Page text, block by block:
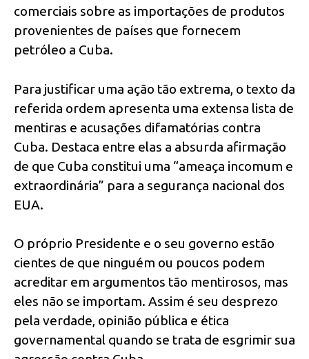
comerciais sobre as importações de produtos
provenientes de países que fornecem
petróleo a Cuba.
Para justificar uma ação tão extrema, o texto da
referida ordem apresenta uma extensa lista de
mentiras e acusações difamatórias contra
Cuba. Destaca entre elas a absurda afirmação
de que Cuba constitui uma “ameaça incomum e
extraordinária” para a segurança nacional dos
EUA.
O próprio Presidente e o seu governo estão
cientes de que ninguém ou poucos podem
acreditar em argumentos tão mentirosos, mas
eles não se importam. Assim é seu desprezo
pela verdade, opinião pública e ética
governamental quando se trata de esgrimir sua